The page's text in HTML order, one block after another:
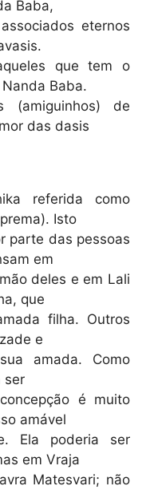
Baba,
eternos
que tem o
Baba.
(amiguinhos) de
das dasis
referida como
Isto
parte das pessoas
em
deles e em Lali
que
filha. Outros
e
amada. Como
ser
é muito
amável
Ela poderia ser
em Vraja
Matesvari; não